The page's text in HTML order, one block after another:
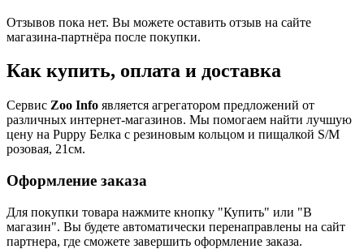
Отзывов пока нет. Вы можете оставить отзыв на сайте
магазина-партнёра после покупки.
Как купить, оплата и доставка
Сервис Zoo Info является агрегатором предложений от
различных интернет-магазинов. Мы помогаем найти лучшую
цену на Puppy Белка с резиновым кольцом и пищалкой S/M
розовая, 21см.
Оформление заказа
Для покупки товара нажмите кнопку "Купить" или "В
магазин". Вы будете автоматически перенаправлены на сайт
партнера, где сможете завершить оформление заказа.